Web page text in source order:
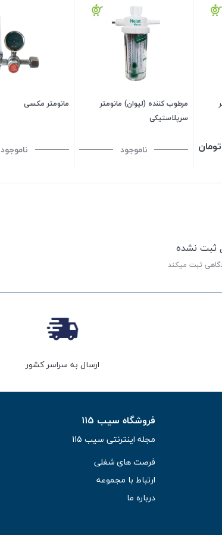
تومان
مرطوب کننده (لیوان) مانومتر
سرپلاستیکی
ناموجود
مانومتر مکسی
ناموجود
ثبت نشده
ثبت میکند
ارسال به سراسر کشور
فروشگاه سیب 115
مجله اینترنتی سیب 115
فرصت های شغلی
ارتباط با مجموعه
درباره ما